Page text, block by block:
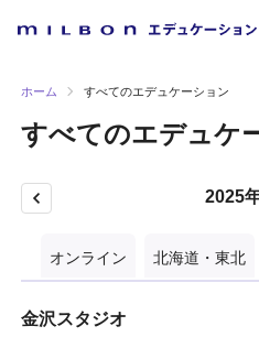
ホーム すべてのエデュケーション
すべてのエデュケ
2025
オンライン 北海道・東北
金沢スタジオ